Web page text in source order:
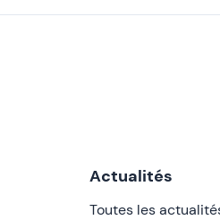
Actualités
Toutes les